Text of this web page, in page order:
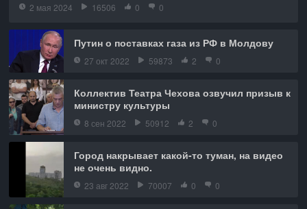
2 мая 2024 16506 0 0
Путин о поставках газа из РФ в Молдову
27 окт 2022 59873 2 0
Коллектив Театра Чехова озвучил призыв к
министру культуры
8 сен 2022 50912 2 0
Город накрывает какой-то туман, на видео
не очень видно.
23 авг 2022 70007 0 0